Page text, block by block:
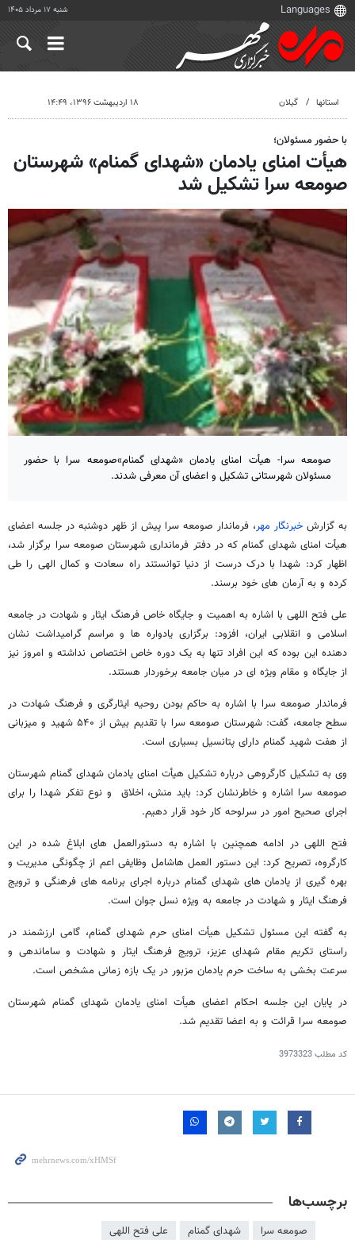
شنبه ۱۷ مرداد ۱۴۰۵
استانها گیلان ۱۸ اردیبهشت ۱۳۹۶، ۱۴:۴۹
با حضور مسئولان؛
هیأت امنای یادمان «شهدای گمنام» شهرستان
صومعه سرا تشکیل شد
صومعه سرا- هیأت امنای یادمان «شهدای گمنام»صومعه سرا با حضور
مسئولان شهرستانی تشکیل و اعضای آن معرفی شدند.
به گزارش خبرنگار مهر، فرماندار صومعه سرا پیش از ظهر دوشنبه در جلسه اعضای
هیأت امنای شهدای گمنام که در دفتر فرمانداری شهرستان صومعه سرا برگزار شد،
اظهار کرد: شهدا با درک درست از دنیا توانستند راه سعادت و کمال الهی را طی
کرده و به آرمان های خود برسند.
علی فتح اللهی با اشاره به اهمیت و جایگاه خاص فرهنگ ایثار و شهادت در جامعه
اسلامی و انقلابی ایران، افزود: برگزاری یادواره ها و مراسم گرامیداشت نشان
دهنده این بوده که این افراد تنها به یک دوره خاص اختصاص نداشته و امروز نیز
از جایگاه و مقام ویژه ای در میان جامعه برخوردار هستند.
فرماندار صومعه سرا با اشاره به حاکم بودن روحیه ایثارگری و فرهنگ شهادت در
سطح جامعه، گفت: شهرستان صومعه سرا با تقدیم بیش از ۵۴۰ شهید و میزبانی
از هفت شهید گمنام دارای پتانسیل بسیاری است.
وی به تشکیل کارگروهی درباره تشکیل هیأت امنای یادمان شهدای گمنام شهرستان
صومعه سرا اشاره و خاطرنشان کرد: باید منش، اخلاق و نوع تفکر شهدا را برای
اجرای صحیح امور در سرلوحه کار خود قرار دهیم.
فتح اللهی در ادامه همچنین با اشاره به دستورالعمل های ابلاغ شده در این
کارگروه، تصریح کرد: این دستور العمل هاشامل وظایفی اعم از چگونگی مدیریت و
بهره گیری از یادمان های شهدای گمنام درباره اجرای برنامه های فرهنگی و ترویج
فرهنگ ایثار و شهادت در جامعه به ویژه نسل جوان است.
به گفته این مسئول تشکیل هیأت امنای حرم شهدای گمنام، گامی ارزشمند در
راستای تکریم مقام شهدای عزیز، ترویج فرهنگ ایثار و شهادت و ساماندهی و
سرعت بخشی به ساخت حرم یادمان مزبور در یک بازه زمانی مشخص است.
در پایان این جلسه احکام اعضای هیأت امنای یادمان شهدای گمنام شهرستان
صومعه سرا قرائت و به اعضا تقدیم شد.
کد مطلب3973323
برچسب‌ها
صومعه سرا شهدای گمنام علی فتح اللهی